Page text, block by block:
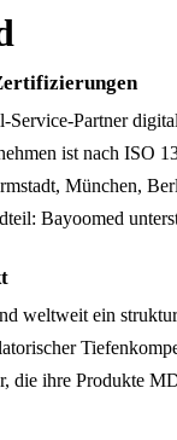
Service-Partner
ist nach ISO
München,
Bayoomed
weltweit ein
die ihre Produkte